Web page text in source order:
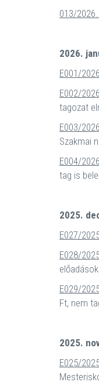
013/
2026.
E001/
E002/
tagozat
E003/
Szakmai
E004/
tag is
2025.
E027/
E028/
E029/
Ft, nem
2025.
E025/